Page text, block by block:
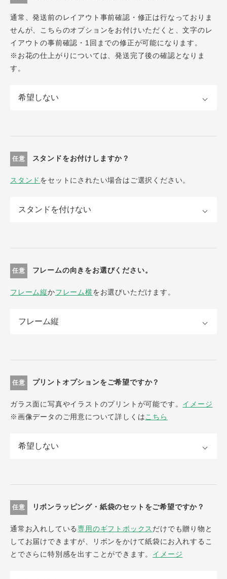
通常、発送前のレイアウト事前確認・修正は行なっておりま
せんが、こちらのオプションをお付けいただくと、文字のレ
イアウトの事前確認・1回までの修正が可能になります。
※お花の仕上がりについては、発送完了後の確認となりま
す。
任意 スタンドをお付けしますか？
スタンド をセットにされたい場合はご選択ください。
任意 フレームの向きをお選びください。
フレーム縦かフレーム横をお選びいただけます。
任意 プリントオプションをご希望ですか？
ガラス面に写真やイラストのプリントが可能です。 イメージ
※画像データのご用意について詳しくはこちら
任意 リボンラッピング・紙袋のセットをご希望ですか？
通常お入れしている専用のギフトボックス だけでも贈り物と
してお届けできますが、リボンをかけて紙袋にお入れするこ
とでさらに特別感を出すことができます。 イメージ